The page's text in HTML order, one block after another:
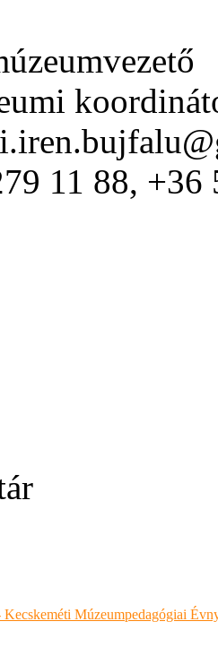
11 88, +36
Kecskeméti Múzeumpedagógiai